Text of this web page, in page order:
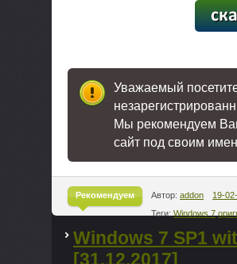
Уважаемый
Мы рекомендуем
сайт под своим
Рекомендуем
^
Автор:addon
19-
Теги:Windows 7
Windows 7 SP1
[31.12.2017]